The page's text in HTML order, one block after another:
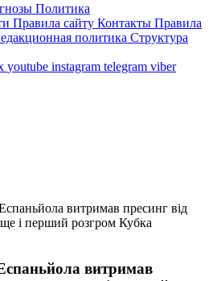
Политика
Правила сайту Контакты Правила
политика Структура
youtube instagram telegram viber
витримав пресинг від
і перший розгром Кубка
витримав